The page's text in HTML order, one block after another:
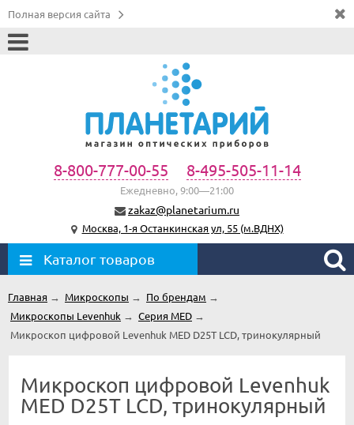
Полная версия сайта
8-800-777-00-55 8-495-505-11-14
Ежедневно, 9:00—21:00
zakaz@planetarium.ru
Москва, 1-я Останкинская ул, 55 (м.ВДНХ)
Каталог товаров
Главная → Микроскопы → По брендам →
Микроскопы Levenhuk → Серия MED →
Микроскоп цифровой Levenhuk MED D25T LCD, тринокулярный
Микроскоп цифровой Levenhuk
MED D25T LCD, тринокулярный